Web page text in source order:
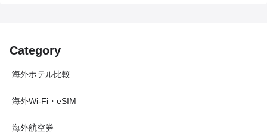
Category
海外ホテル比較
海外Wi-Fi・eSIM
海外航空券